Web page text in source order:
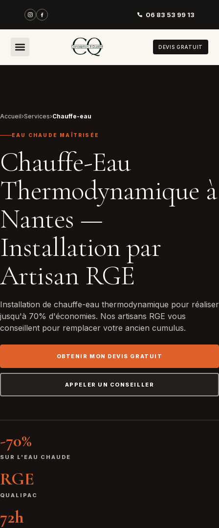
06 83 53 99 13
DEVIS GRATUIT
Accueil›Services›Chauffe-eau
EAU CHAUDE MAÎTRISÉE
Chauffe-Eau
Thermodynamique à
Nantes —
Installation par
Artisan RGE
Installation de chauffe-eau thermodynamique pour réaliser
jusqu'à 70% d'économies. Nos artisans RGE vous
conseillent pour remplacer votre ancien cumulus.
OBTENIR MON DEVIS GRATUIT
APPELER UN CONSEILLER
-70%
SUR L'EAU CHAUDE
RGE
QUALIPAC
72h